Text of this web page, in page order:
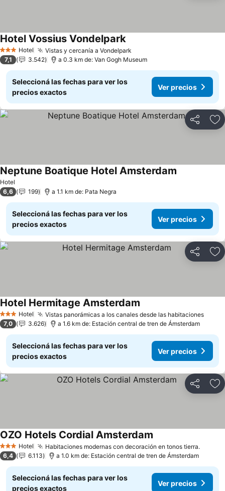
3 Estrellas
Hotel Vistas y cercanía a Vondelpark
Hotel Vossius Vondelpark
7,1 3.542 a 0.3 km de: Van Gogh Museum
Seleccioná las fechas para ver los
precios exactos
Ver precios
Compartir
Hotel
Neptune Boatique Hotel Amsterdam
6,6 199 a 1.1 km de: Pata Negra
Seleccioná las fechas para ver los
precios exactos
Ver precios
Compartir
3 Estrellas
Hotel Vistas panorámicas a los canales desde las habitaciones
Hotel Hermitage Amsterdam
7,0 3.626 a 1.6 km de: Estación central de tren de Ámsterdam
Seleccioná las fechas para ver los
precios exactos
Ver precios
Compartir
3 Estrellas
Hotel Habitaciones modernas con decoración en tonos tierra.
OZO Hotels Cordial Amsterdam
6,4 6.113 a 1.0 km de: Estación central de tren de Ámsterdam
Seleccioná las fechas para ver los
precios exactos
Ver precios